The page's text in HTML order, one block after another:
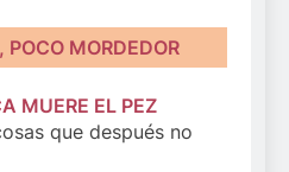
POCO MORDEDOR
MUERE EL PEZ
que después no